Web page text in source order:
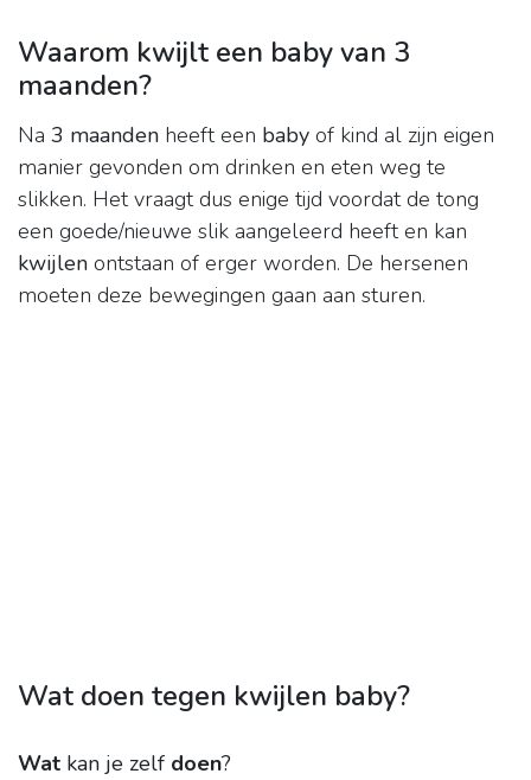
Waarom kwijlt een baby van 3
maanden?
Na 3 maanden heeft een baby of kind al zijn eigen
manier gevonden om drinken en eten weg te
slikken. Het vraagt dus enige tijd voordat de tong
een goede/nieuwe slik aangeleerd heeft en kan
kwijlen ontstaan of erger worden. De hersenen
moeten deze bewegingen gaan aan sturen.
Wat doen tegen kwijlen baby?
Wat kan je zelf doen?